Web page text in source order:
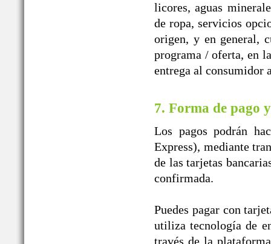
licores, aguas
de ropa, servicios
origen, y en general,
programa / oferta, en
entrega al consumidor
7. Forma de pago
Los pagos podrán
Express), mediante
de las tarjetas
confirmada.
Puedes pagar con
utiliza tecnología de
través de la